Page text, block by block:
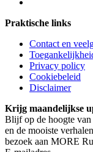
Praktische links
Contact en
Privacy policy
Cookiebeleid
Disclaimer
Krijg maandelijkse
Blijf op de hoogte van
en de mooiste
bezoek aan MORE